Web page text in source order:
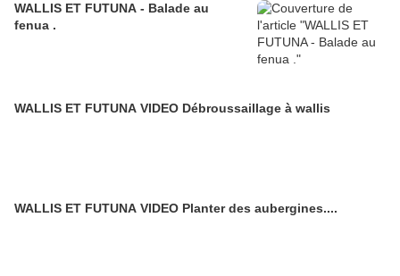
WALLIS ET FUTUNA - Balade au
fenua .
WALLIS ET FUTUNA VIDEO Débroussaillage à wallis
WALLIS ET FUTUNA VIDEO Planter des aubergines....